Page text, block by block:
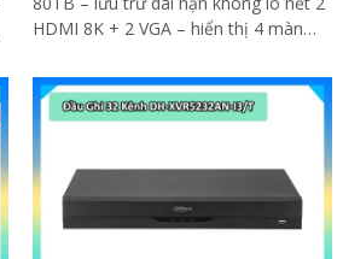
HDMI 8K + 2 VGA – hiển thị 4 màn